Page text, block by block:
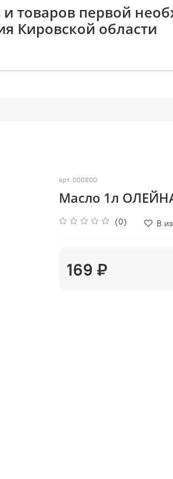
товаров первой
Кировской области
арт. 000800
Масло 1л
(0) В
169 ₽